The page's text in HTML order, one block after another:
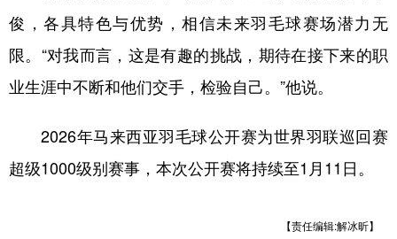
俊，各具特色与优势，相信未来羽毛球赛场潜力无
限。“对我而言，这是有趣的挑战，期待在接下来的职
业生涯中不断和他们交手，检验自己。”他说。
2026年马来西亚羽毛球公开赛为世界羽联巡回赛
超级1000级别赛事，本次公开赛将持续至1月11日。
【责任编辑:解冰昕】